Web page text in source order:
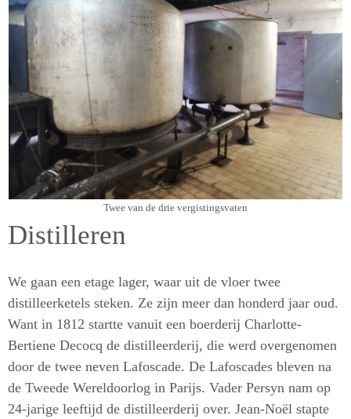
Twee van de drie vergistingsvaten
Distilleren
We gaan een etage lager, waar uit de vloer twee
distilleerketels steken. Ze zijn meer dan honderd jaar oud.
Want in 1812 startte vanuit een boerderij Charlotte-
Bertiene Decocq de distilleerderij, die werd overgenomen
door de twee neven Lafoscade. De Lafoscades bleven na
de Tweede Wereldoorlog in Parijs. Vader Persyn nam op
24-jarige leeftijd de distilleerderij over. Jean-Noël stapte